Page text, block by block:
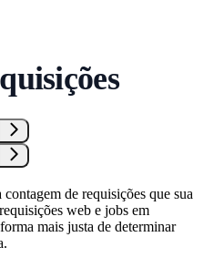
contagem de requisições que sua
web e jobs em
mais justa de determinar